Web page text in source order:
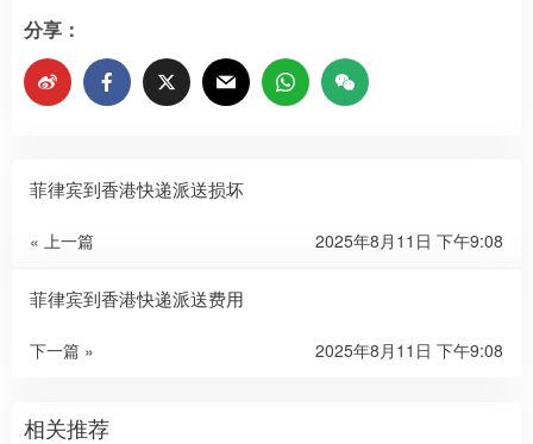
分享：
菲律宾到香港快递派送损坏
« 上一篇 2025年8月11日 下午9:08
菲律宾到香港快递派送费用
下一篇 » 2025年8月11日 下午9:08
相关推荐